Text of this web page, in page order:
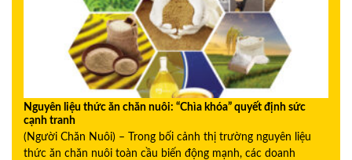
Nguyên liệu thức ăn chăn nuôi: “Chìa khóa” quyết định sức
cạnh tranh
(Người Chăn Nuôi) – Trong bối cảnh thị trường nguyên liệu
thức ăn chăn nuôi toàn cầu biến động mạnh, các doanh